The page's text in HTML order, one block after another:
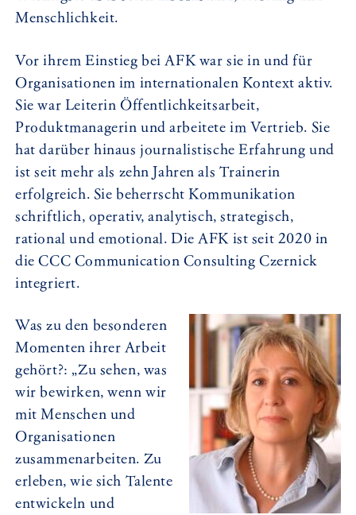
Menschlichkeit.
Vor ihrem Einstieg bei AFK war sie in und für
Organisationen im internationalen Kontext aktiv.
Sie war Leiterin Öffentlichkeitsarbeit,
Produktmanagerin und arbeitete im Vertrieb. Sie
hat darüber hinaus journalistische Erfahrung und
ist seit mehr als zehn Jahren als Trainerin
erfolgreich. Sie beherrscht Kommunikation
schriftlich, operativ, analytisch, strategisch,
rational und emotional. Die AFK ist seit 2020 in
die CCC Communication Consulting Czernick
integriert.
Was zu den besonderen
Momenten ihrer Arbeit
gehört?: „Zu sehen, was
wir bewirken, wenn wir
mit Menschen und
Organisationen
zusammenarbeiten. Zu
erleben, wie sich Talente
entwickeln und